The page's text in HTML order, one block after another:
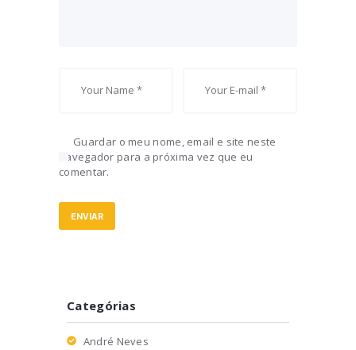
Guardar o meu nome, email e site neste
navegador para a próxima vez que eu
comentar.
Categórias
André Neves